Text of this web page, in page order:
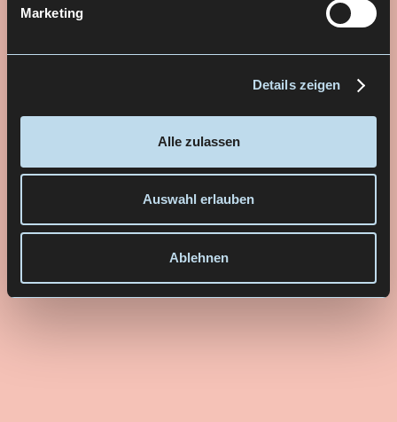
Marketing
Details zeigen
Alle zulassen
Auswahl erlauben
Ablehnen